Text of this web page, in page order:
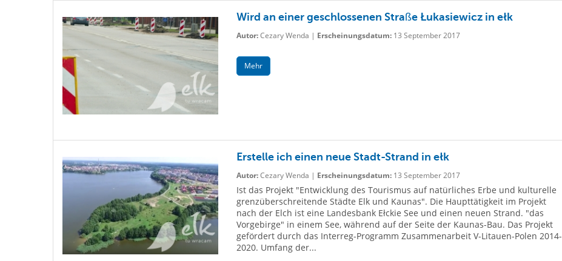
Wird an einer geschlossenen Straße Łukasiewicz in ełk
Autor:Cezary Wenda | Erscheinungsdatum:13 September 2017
Mehr
Erstelle ich einen neue Stadt-Strand in ełk
Autor:Cezary Wenda | Erscheinungsdatum:13 September 2017
Ist das Projekt "Entwicklung des Tourismus auf natürliches Erbe und kulturelle
grenzüberschreitende Städte Elk und Kaunas". Die Haupttätigkeit im Projekt
nach der Elch ist eine Landesbank Ełckie See und einen neuen Strand. "das
Vorgebirge" in einem See, während auf der Seite der Kaunas-Bau. Das Projekt
gefördert durch das Interreg-Programm Zusammenarbeit V-Litauen-Polen 2014-
2020. Umfang der...